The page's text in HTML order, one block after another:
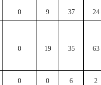
0 9 37 24
0 19 35 63
0 0 6 2